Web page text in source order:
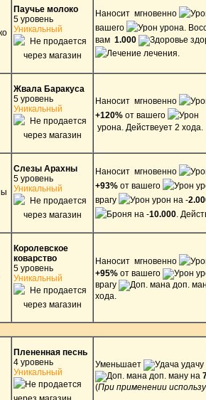
Паучье молоко
5 уровень
Уникальный
Наносит мгновенно
вашего
урона.
вам 1.000
лечения.
Жвала Баракуса
5 уровень
Уникальный
Наносит мгновенно
+120% от вашего
урона. Действеует 2 хода.
Слезы Арахны
5 уровень
Уникальный
Наносит мгновенно
+93% от вашего
врагу
урон на -
на -10.000 .
Королевское
коварство
5 уровень
Уникальный
Наносит мгновенно
+95% от вашего
врагу
доп.
хода.
Плененная песнь
4 уровень
Уникальный
Уменьшает
доп. ману на
(При применении